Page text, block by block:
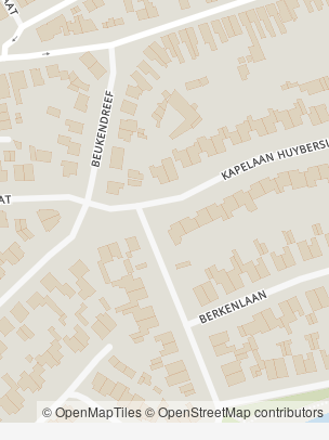
© OpenMapTiles© OpenStreetMap contributors